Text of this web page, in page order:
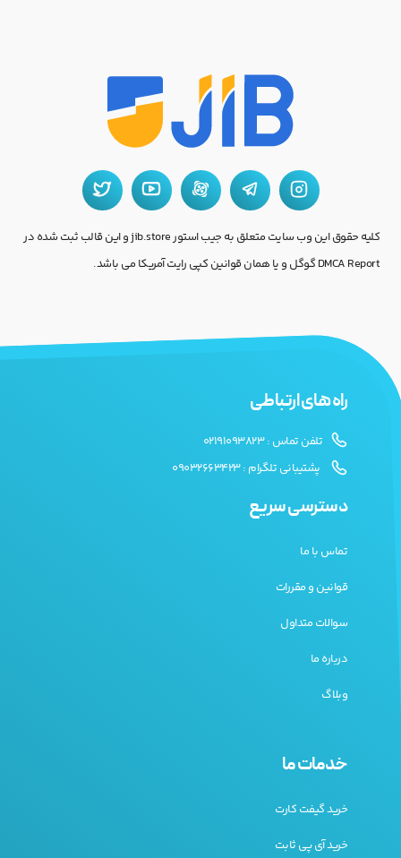
کلیه حقوق این وب سایت متعلق به جیب استور jib.store و این قالب ثبت شده در
DMCA Report گوگل و یا همان قوانین کپی رایت آمریکا می باشد.
راه های ارتباطی
تلفن تماس : 02191093823
پشتیبانی تلگرام : 09032663423
دسترسی سریع
تماس با ما
قوانین و مقررات
سوالات متداول
درباره ما
وبلاگ
خدمات ما
خرید گیفت کارت
خرید آی پی ثابت